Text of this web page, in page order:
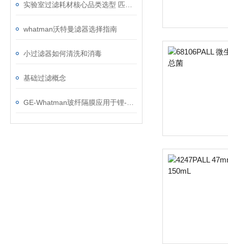
whatman沃特曼滤器选择指南
小过滤器如何清洗和消毒
基础过滤概念